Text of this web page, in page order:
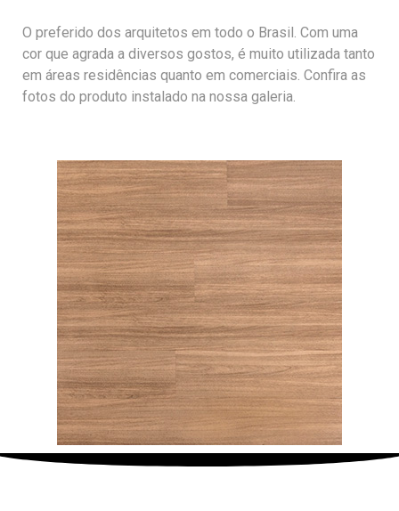
O preferido dos arquitetos em todo o Brasil. Com uma
cor que agrada a diversos gostos, é muito utilizada tanto
em áreas residências quanto em comerciais. Confira as
fotos do produto instalado na nossa galeria.